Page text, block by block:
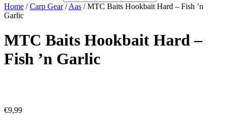
Home /Carp Gear/Aas / MTC Baits Hookbait Hard – Fish ’n
Garlic
MTC Baits Hookbait Hard –
Fish ’n Garlic
€9,99